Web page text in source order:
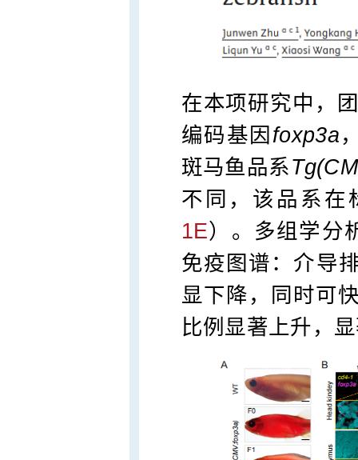
在本项研究中，
编码基因 foxp3a
斑马鱼品系
不同，该品系在
1E）。多组学分
免疫图谱：介导
显下降，同时可
比例显著上升，